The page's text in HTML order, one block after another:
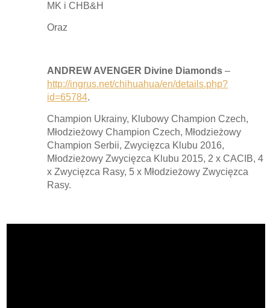
MK i CHB&H
Oraz
ANDREW AVENGER Divine Diamonds –
http://ingrus.net/chihuahua/en/details.php?
id=65784.
Champion Ukrainy, Klubowy Champion Czech,
Młodzieżowy Champion Czech, Młodzieżowy
Champion Serbii, Zwycięzca Klubu 2016,
Młodzieżowy Zwycięzca Klubu 2015, 2 x CACIB, 4
x Zwycięzca Rasy, 5 x Młodzieżowy Zwycięzca
Rasy.